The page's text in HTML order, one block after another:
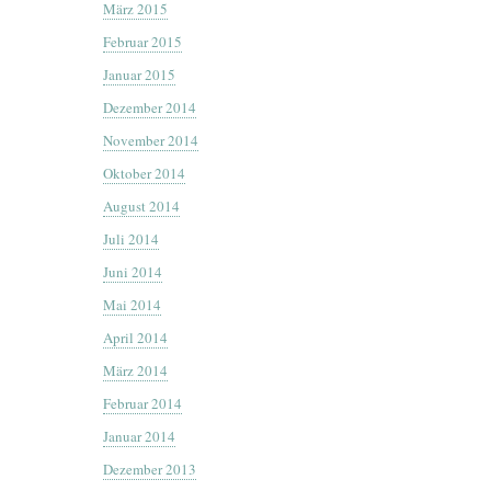
März 2015
Februar 2015
Januar 2015
Dezember 2014
November 2014
Oktober 2014
August 2014
Juli 2014
Juni 2014
Mai 2014
April 2014
März 2014
Februar 2014
Januar 2014
Dezember 2013